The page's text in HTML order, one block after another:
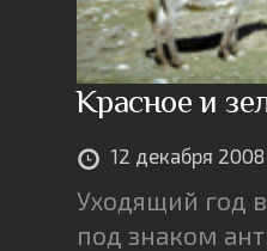
Красное и
12 декабря 2008
Уходящий год
под знаком